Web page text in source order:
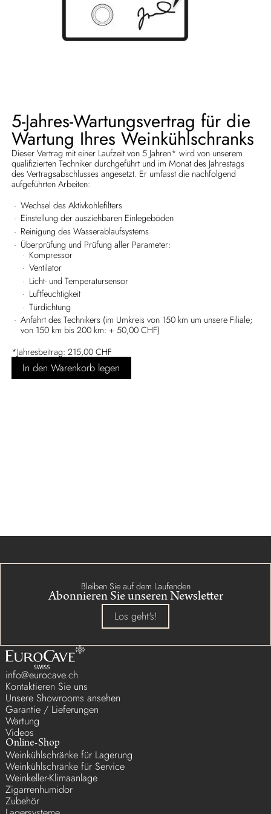
5-Jahres-Wartungsvertrag für die
Wartung Ihres Weinkühlschranks
Dieser Vertrag mit einer Laufzeit von 5 Jahren* wird von unserem
qualifizierten Techniker durchgeführt und im Monat des Jahrestags
des Vertragsabschlusses angesetzt. Er umfasst die nachfolgend
aufgeführten Arbeiten:
Wechsel des Aktivkohlefilters
Einstellung der ausziehbaren Einlegeböden
Reinigung des Wasserablaufsystems
Überprüfung und Prüfung aller Parameter:
Kompressor
Ventilator
Licht- und Temperatursensor
Luftfeuchtigkeit
Türdichtung
Anfahrt des Technikers (im Umkreis von 150 km um unsere Filiale;
von 150 km bis 200 km: + 50,00 CHF)
*Jahresbeitrag: 215,00 CHF
In den Warenkorb legen
Bleiben Sie auf dem Laufenden
Abonnieren Sie unseren Newsletter
Los geht's!
info@eurocave.ch
Kontaktieren Sie uns
Unsere Showrooms ansehen
Garantie / Lieferungen
Wartung
Videos
Online-Shop
Weinkühlschränke für Lagerung
Weinkühlschränke für Service
Weinkeller-Klimaanlage
Zigarrenhumidor
Zubehör